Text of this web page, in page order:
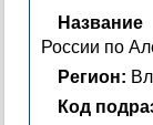
России по
Регион:
Код